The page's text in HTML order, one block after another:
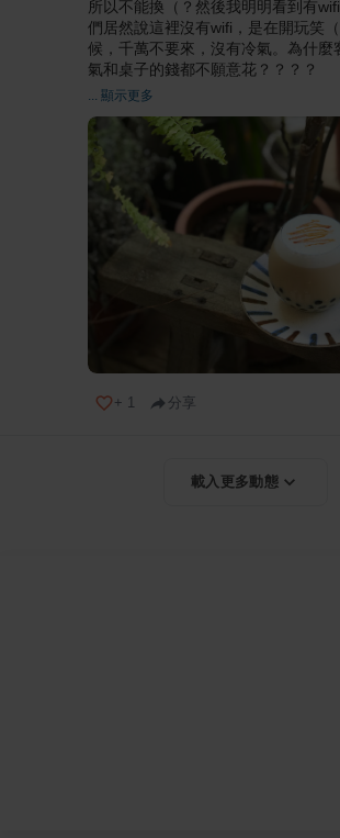
所以不能換（？然後我明明看到有
們居然說這裡沒有wifi，是在開玩笑
候，千萬不要來，沒有冷氣。為什麼
氣和桌子的錢都不願意花？？？？
... 顯示更多
+ 1 分享
載入更多動態